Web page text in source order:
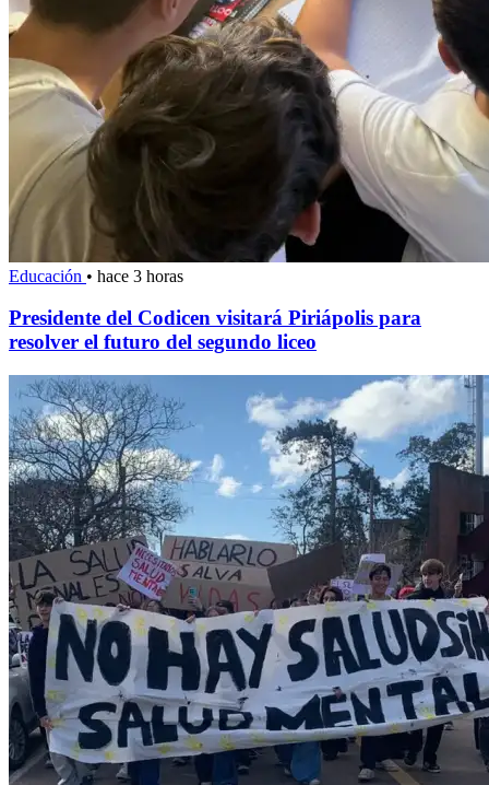
Educación • hace 3 horas
Presidente del Codicen visitará Piriápolis para
resolver el futuro del segundo liceo